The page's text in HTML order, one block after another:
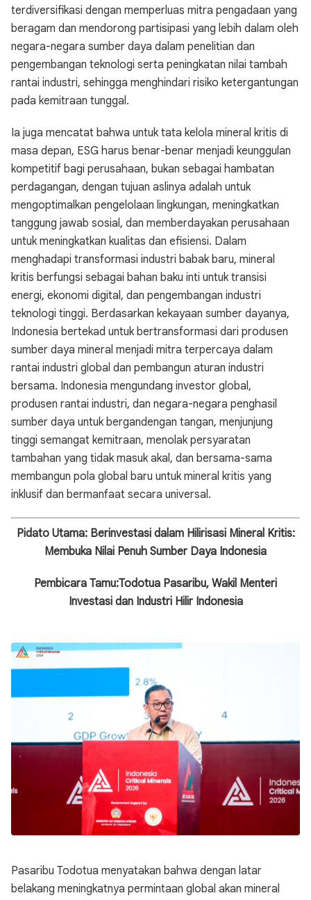
terdiversifikasi dengan memperluas mitra pengadaan yang
beragam dan mendorong partisipasi yang lebih dalam oleh
negara-negara sumber daya dalam penelitian dan
pengembangan teknologi serta peningkatan nilai tambah
rantai industri, sehingga menghindari risiko ketergantungan
pada kemitraan tunggal.
Ia juga mencatat bahwa untuk tata kelola mineral kritis di
masa depan, ESG harus benar-benar menjadi keunggulan
kompetitif bagi perusahaan, bukan sebagai hambatan
perdagangan, dengan tujuan aslinya adalah untuk
mengoptimalkan pengelolaan lingkungan, meningkatkan
tanggung jawab sosial, dan memberdayakan perusahaan
untuk meningkatkan kualitas dan efisiensi. Dalam
menghadapi transformasi industri babak baru, mineral
kritis berfungsi sebagai bahan baku inti untuk transisi
energi, ekonomi digital, dan pengembangan industri
teknologi tinggi. Berdasarkan kekayaan sumber dayanya,
Indonesia bertekad untuk bertransformasi dari produsen
sumber daya mineral menjadi mitra terpercaya dalam
rantai industri global dan pembangun aturan industri
bersama. Indonesia mengundang investor global,
produsen rantai industri, dan negara-negara penghasil
sumber daya untuk bergandengan tangan, menjunjung
tinggi semangat kemitraan, menolak persyaratan
tambahan yang tidak masuk akal, dan bersama-sama
membangun pola global baru untuk mineral kritis yang
inklusif dan bermanfaat secara universal.
Pidato Utama: Berinvestasi dalam Hilirisasi Mineral Kritis:
Membuka Nilai Penuh Sumber Daya Indonesia
Pembicara Tamu:Todotua Pasaribu, Wakil Menteri
Investasi dan Industri Hilir Indonesia
Pasaribu Todotua menyatakan bahwa dengan latar
belakang meningkatnya permintaan global akan mineral